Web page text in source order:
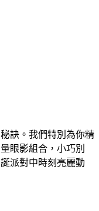
訣。我們特別為你精
眼影組合，小巧別
派對中時刻亮麗動